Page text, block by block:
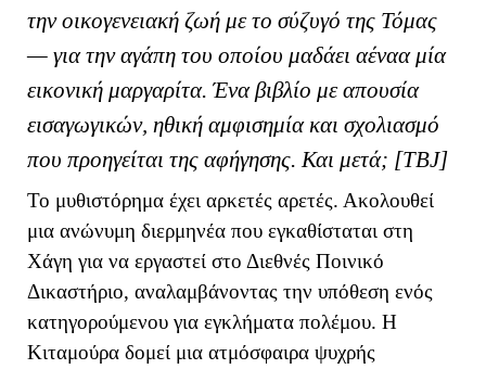
την οικογενειακή ζωή με το σύζυγό της Τόμας
— για την αγάπη του οποίου μαδάει αέναα μία
εικονική μαργαρίτα. Ένα βιβλίο με απουσία
εισαγωγικών, ηθική αμφισημία και σχολιασμό
που προηγείται της αφήγησης. Και μετά; [ΤΒJ]
Το μυθιστόρημα έχει αρκετές αρετές. Ακολουθεί
μια ανώνυμη διερμηνέα που εγκαθίσταται στη
Χάγη για να εργαστεί στο Διεθνές Ποινικό
Δικαστήριο, αναλαμβάνοντας την υπόθεση ενός
κατηγορούμενου για εγκλήματα πολέμου. Η
Κιταμούρα δομεί μια ατμόσφαιρα ψυχρής